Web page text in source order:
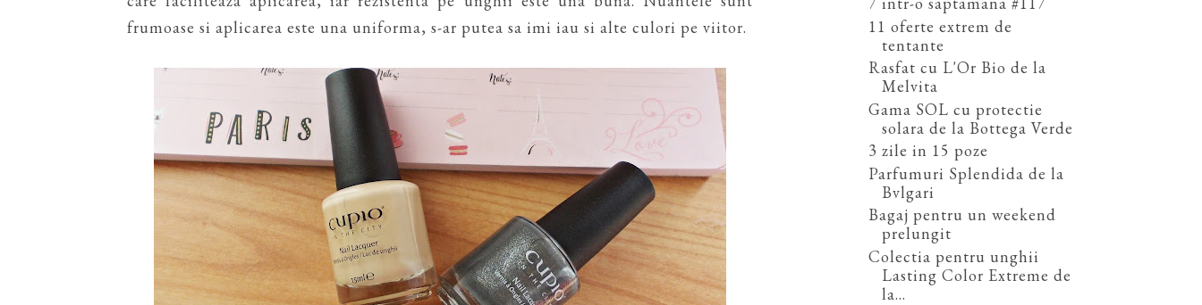
frumoase si aplicarea este una uniforma, s-ar putea sa imi iau si alte culori pe viitor.
11 oferte extrem de
tentante
Rasfat cu L'Or Bio de la
Melvita
Gama SOL cu protectie
solara de la Bottega Verde
3 zile in 15 poze
Parfumuri Splendida de la
Bvlgari
Bagaj pentru un weekend
prelungit
Colectia pentru unghii
Lasting Color Extreme de
la...